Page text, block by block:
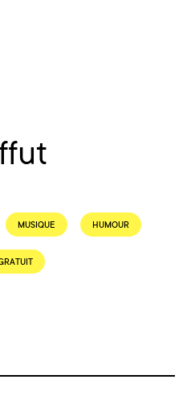
MUSIQUE HUMOUR